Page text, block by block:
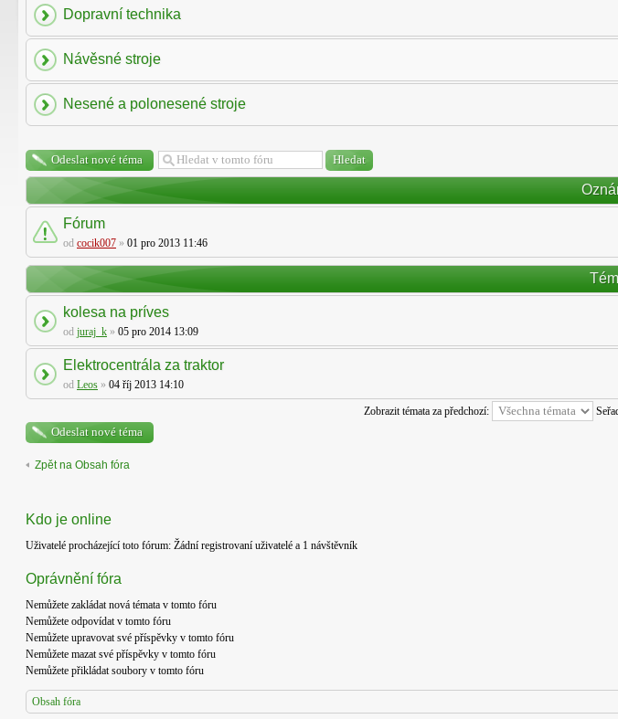
Dopravní technika
Návěsné stroje
Nesené a polonesené stroje
Odeslat nové téma
Fórum
od cocik007 » 01 pro 2013 11:46
kolesa na príves
od juraj_k » 05 pro 2014 13:09
Elektrocentrála za traktor
od Leos » 04 říj 2013 14:10
Zobrazit témata za předchozí:
Odeslat nové téma
Zpět na Obsah fóra
Kdo je online
Uživatelé procházející toto fórum: Žádní registrovaní uživatelé a 1 návštěvník
Oprávnění fóra
Nemůžete zakládat nová témata v tomto fóru
Nemůžete odpovídat v tomto fóru
Nemůžete upravovat své příspěvky v tomto fóru
Nemůžete mazat své příspěvky v tomto fóru
Nemůžete přikládat soubory v tomto fóru
Obsah fóra